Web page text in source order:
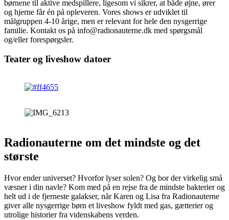
børnene til aktive medspillere, ligesom vi sikrer, at både øjne, ører
og hjerne får én på opleveren. Vores shows er udviklet til
målgruppen 4-10 årige, men er relevant for hele den nysgerrige
familie. Kontakt os på info@radionauterne.dk med spørgsmål
og/eller forespørgsler.
Teater og liveshow datoer
Radionauterne om det mindste og det
største
Hvor ender universet? Hvorfor lyser solen? Og bor der virkelig små
væsner i din navle? Kom med på en rejse fra de mindste bakterier og
helt ud i de fjerneste galakser, når Karen og Lisa fra Radionauterne
giver alle nysgerrige børn et liveshow fyldt med gas, gætterier og
utrolige historier fra videnskabens verden.